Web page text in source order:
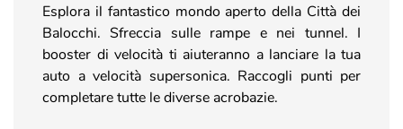
Esplora il fantastico mondo aperto della Città dei
Balocchi. Sfreccia sulle rampe e nei tunnel. I
booster di velocità ti aiuteranno a lanciare la tua
auto a velocità supersonica. Raccogli punti per
completare tutte le diverse acrobazie.